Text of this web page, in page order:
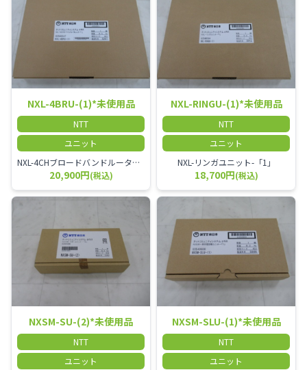
NXL-4BRU-(1)*未使用品
NTT
ユニット
NXL-4CHブロードバンドルータユニット-「1」
20,900円(税込)
NXL-RINGU-(1)*未使用品
NTT
ユニット
NXL-リンガユニット-「1」
18,700円(税込)
NXSM-SU-(2)*未使用品
NTT
ユニット
NXSM-SLU-(1)*未使用品
NTT
ユニット